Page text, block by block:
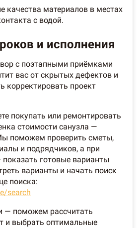
качества материалов в местах
с водой.
и исполнения
с поэтапными приёмками
вас от скрытых дефектов и
корректировать проект
покупать или ремонтировать
стоимости санузла —
поможем проверить сметы,
и подрядчиков, а при
готовые варианты
варианты и начать поиск
поиска:
search
— поможем рассчитать
и выбрать оптимальные